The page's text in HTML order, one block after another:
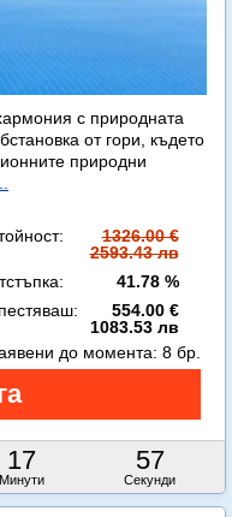
с природната
от гори, където
природни
1326.00 €
2593.43 лв
41.78 %
554.00 €
1083.53 лв
17
Минути
56
Секунди
до момента: 8 бр.